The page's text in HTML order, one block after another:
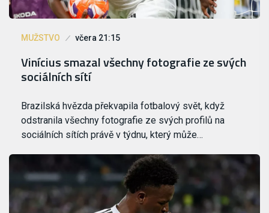
MUŽSTVO včera 21:15
Vinícius smazal všechny fotografie ze svých
sociálních sítí
Brazilská hvězda překvapila fotbalový svět, když
odstranila všechny fotografie ze svých profilů na
sociálních sítích právě v týdnu, který může…